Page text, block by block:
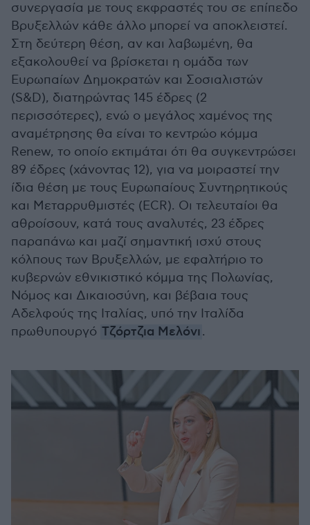
συνεργασία με τους εκφραστές του σε επίπεδο
Βρυξελλών κάθε άλλο μπορεί να αποκλειστεί.
Στη δεύτερη θέση, αν και λαβωμένη, θα
εξακολουθεί να βρίσκεται η ομάδα των
Ευρωπαίων Δημοκρατών και Σοσιαλιστών
(S&D), διατηρώντας 145 έδρες (2
περισσότερες), ενώ ο μεγάλος χαμένος της
αναμέτρησης θα είναι το κεντρώο κόμμα
Renew, το οποίο εκτιμάται ότι θα συγκεντρώσει
89 έδρες (χάνοντας 12), για να μοιραστεί την
ίδια θέση με τους Ευρωπαίους Συντηρητικούς
και Μεταρρυθμιστές (ECR). Οι τελευταίοι θα
αθροίσουν, κατά τους αναλυτές, 23 έδρες
παραπάνω και μαζί σημαντική ισχύ στους
κόλπους των Βρυξελλών, με εφαλτήριο το
κυβερνών εθνικιστικό κόμμα της Πολωνίας,
Νόμος και Δικαιοσύνη, και βέβαια τους
Αδελφούς της Ιταλίας, υπό την Ιταλίδα
πρωθυπουργό Τζόρτζια Μελόνι.